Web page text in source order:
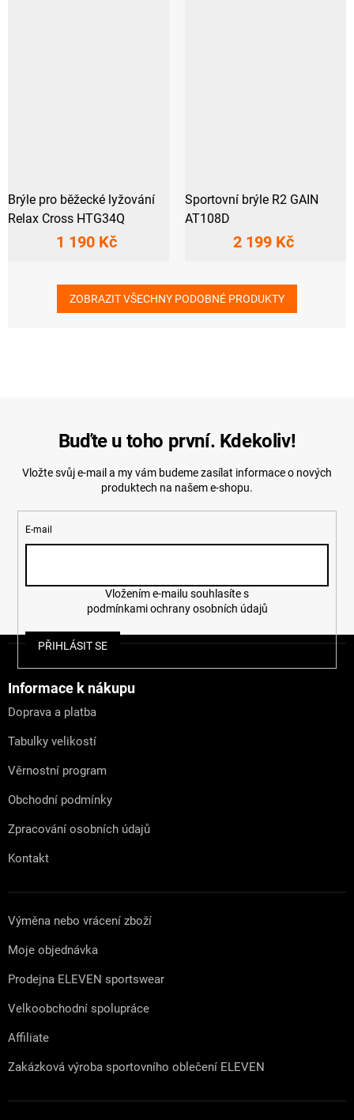
Brýle pro běžecké lyžování
Relax Cross HTG34Q
1 190 Kč
Sportovní brýle R2 GAIN
AT108D
2 199 Kč
ZOBRAZIT VŠECHNY PODOBNÉ PRODUKTY
Buďte u toho první. Kdekoliv!
Vložte svůj e-mail a my vám budeme zasílat informace o nových
produktech na našem e-shopu.
E-mail
podmínkami ochrany osobních údajů
PŘIHLÁSIT SE
Informace k nákupu
Doprava a platba
Tabulky velikostí
Věrnostní program
Obchodní podmínky
Zpracování osobních údajů
Kontakt
Výměna nebo vrácení zboží
Moje objednávka
Prodejna ELEVEN sportswear
Velkoobchodní spolupráce
Affiliate
Zakázková výroba sportovního oblečení ELEVEN